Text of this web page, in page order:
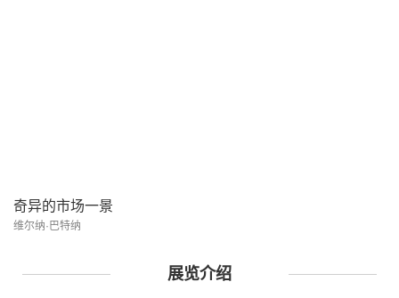
奇异的市场一景
维尔纳·巴特纳
展览介绍